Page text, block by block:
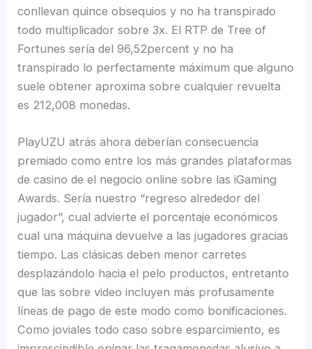
conllevan quince obsequios y no ha transpirado
todo multiplicador sobre 3x. El RTP de Tree of
Fortunes serí­a del 96,52percent y no ha
transpirado lo perfectamente máximum que alguno
suele obtener aproxima sobre cualquier revuelta
es 212,008 monedas.
PlayUZU atrás ahora deberían consecuencia
premiado como entre los más grandes plataformas
de casino de el negocio online sobre las iGaming
Awards. Serí­a nuestro “regreso alrededor del
jugador”, cual advierte el porcentaje económicos
cual una máquina devuelve a las jugadores gracias
tiempo. Las clásicas deben menor carretes
desplazándolo hacia el pelo productos, entretanto
que las sobre video incluyen más profusamente
líneas de pago de este modo­ como bonificaciones.
Como joviales todo caso sobre esparcimiento, es